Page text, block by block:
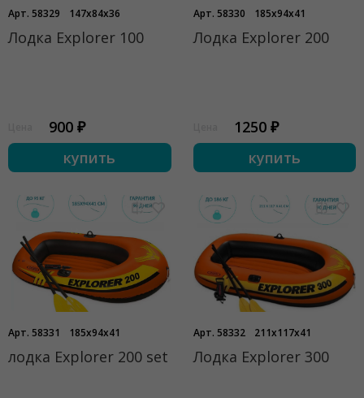
Арт. 58329 147x84x36
Лодка Explorer 100
900 ₽
купить
Арт. 58330 185x94x41
Лодка Explorer 200
1250 ₽
купить
Арт. 58331 185x94x41
лодка Explorer 200 set
Арт. 58332 211x117x41
Лодка Explorer 300